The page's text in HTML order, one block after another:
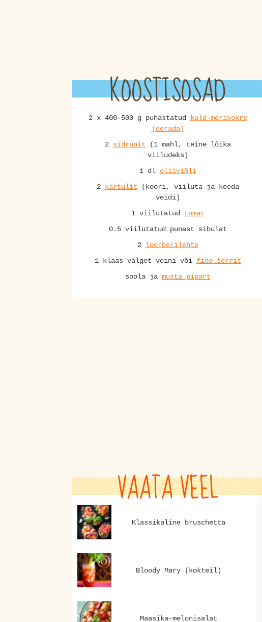
KOOSTISOSAD
2 x 400-500 g puhastatud kuld-merikokre
(dorada)
2 sidrunit (1 mahl, teine lõika
viiludeks)
1 dl oliiviõli
2 kartulit (koori, viiluta ja keeda
veidi)
1 viilutatud tomat
0.5 viilutatud punast sibulat
2 loorberilehte
1 klaas valget veini või finošerrit
soola ja musta pipart
VAATA VEEL
Klassikaline bruschetta
Bloody Mary (kokteil)
Maasika-melonisalat